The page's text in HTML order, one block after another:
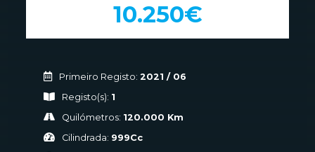
10.250€
Primeiro Registo:2021 / 06
Registo(s): 1
Quilómetros: 120.000 Km
Cilindrada: 999Cc